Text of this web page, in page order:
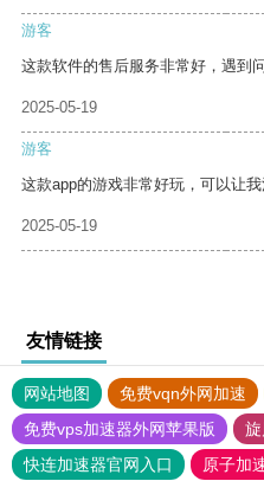
游客
这款软件的售后服务非常好，遇到
2025-05-19
游客
这款app的游戏非常好玩，可以让我
2025-05-19
友情链接
网站地图 免费vqn外网加速
免费vps加速器外网苹果版
快连加速器官网入口
原子加